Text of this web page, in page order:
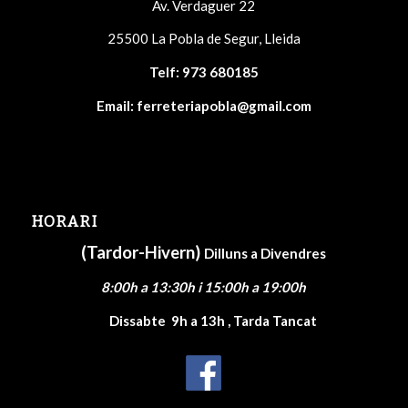
Av. Verdaguer 22
25500 La Pobla de Segur, Lleida
Telf: 973 680185
Email: ferreteriapobla@gmail.com
HORARI
(Tardor-Hivern) Dilluns a Divendres
8:00h a 13:30h i 15:00h a 19:00h
Dissabte 9h a 13h , Tarda Tancat